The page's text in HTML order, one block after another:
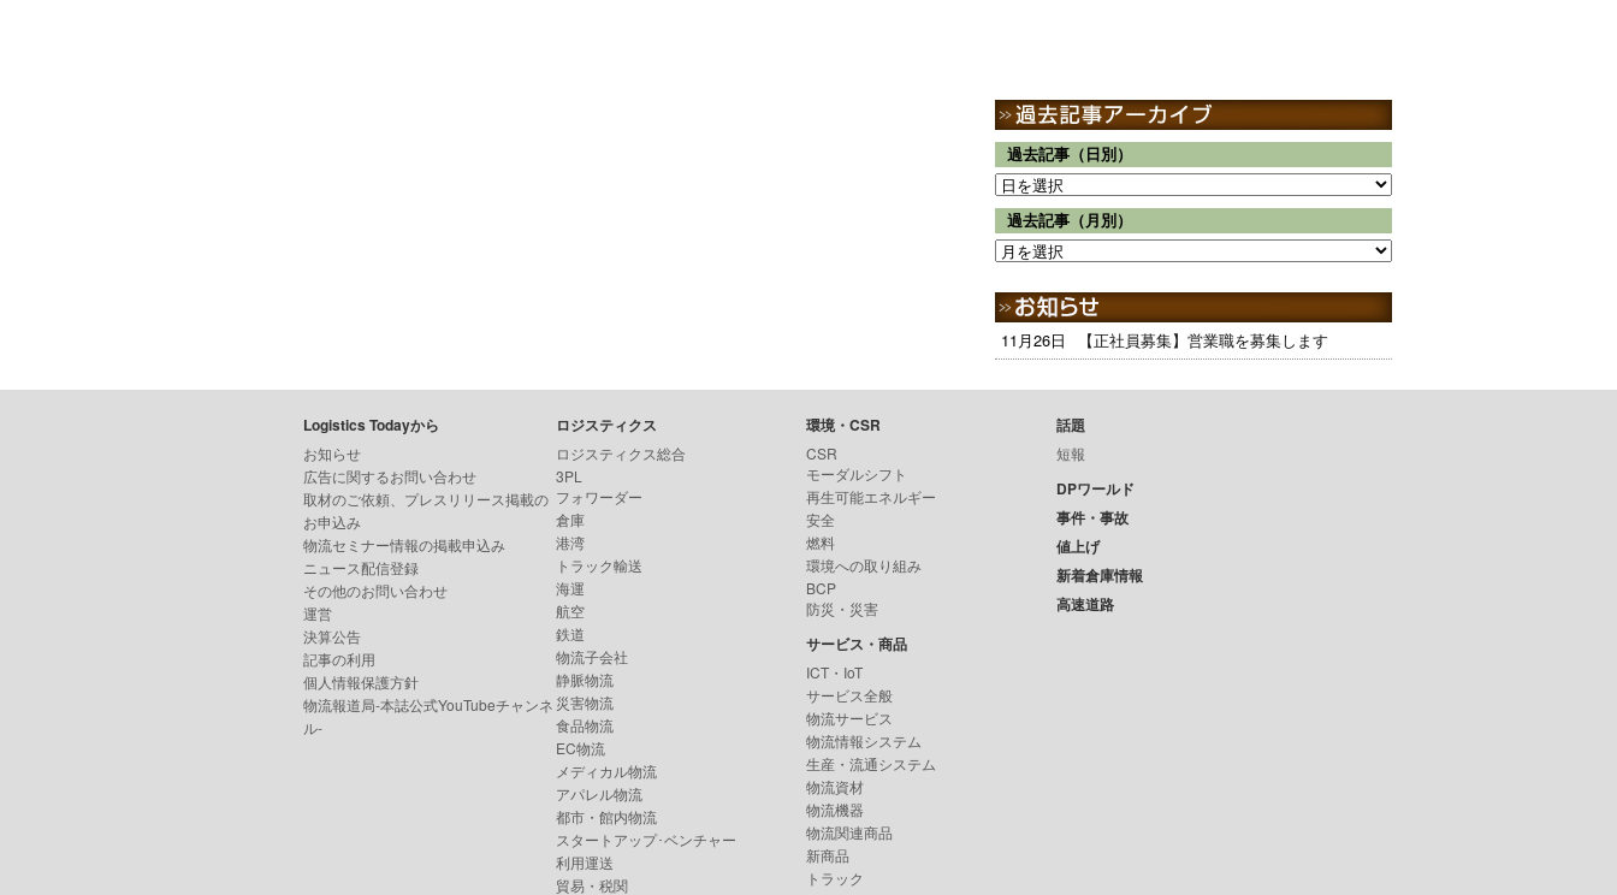
過去記事（日別）
過去記事（月別）
11月26日 【正社員募集】営業職を募集します
Logistics Todayから
お知らせ
広告に関するお問い合わせ
取材のご依頼、プレスリリース掲載の
お申込み
物流セミナー情報の掲載申込み
ニュース配信登録
その他のお問い合わせ
運営
決算公告
記事の利用
個人情報保護方針
物流報道局-本誌公式YouTubeチャンネ
ル-
ロジスティクス
ロジスティクス総合
3PL
フォワーダー
倉庫
港湾
トラック輸送
海運
航空
鉄道
物流子会社
静脈物流
災害物流
食品物流
EC物流
メディカル物流
アパレル物流
都市・館内物流
スタートアップ･ベンチャー
利用運送
貿易・税関
環境・CSR
CSR
モーダルシフト
再生可能エネルギー
安全
燃料
環境への取り組み
BCP
防災・災害
サービス・商品
ICT・IoT
サービス全般
物流サービス
物流情報システム
生産・流通システム
物流資材
物流機器
物流関連商品
新商品
トラック
話題
短報
DPワールド
事件・事故
値上げ
新着倉庫情報
高速道路